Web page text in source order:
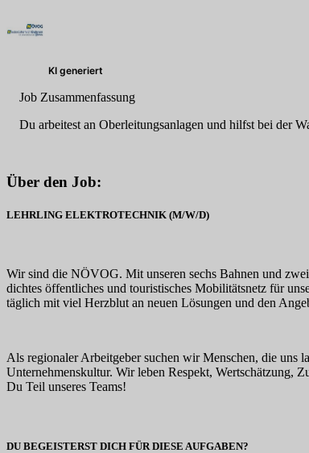
KI generiert
Job Zusammenfassung
Du arbeitest an Oberleitungsanlagen und hilfst bei der
Über den Job:
LEHRLING ELEKTROTECHNIK (M/W/D)
Wir sind die NÖVOG. Mit unseren sechs Bahnen und
dichtes öffentliches und touristisches Mobilitätsnetz für
täglich mit viel Herzblut an neuen Lösungen und den
Als regionaler Arbeitgeber suchen wir Menschen, die uns
Unternehmenskultur. Wir leben Respekt, Wertschätzung,
Du Teil unseres Teams!
DU BEGEISTERST DICH FÜR DIESE AUFGABEN?